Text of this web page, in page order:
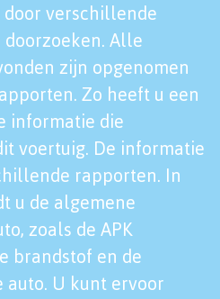
verschillende
Alle
zijn opgenomen
Zo heeft u een
informatie die
voertuig. De informatie
rapporten. In
u de algemene
zoals de APK
brandstof en de
auto. U kunt ervoor